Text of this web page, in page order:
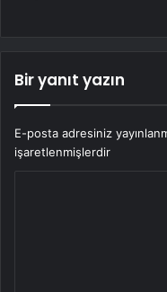
Bir yanıt yazın
E-posta adresiniz
işaretlenmişlerdir